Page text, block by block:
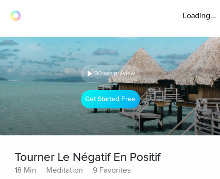
Loading...
30 sec preview
Get Started Free
Tourner Le Négatif En Positif
18 Min Meditation 9 Favorites